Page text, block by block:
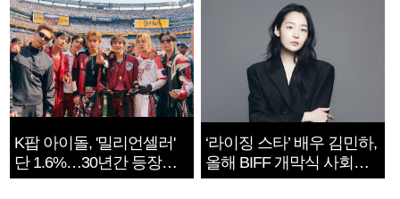
K팝 아이돌, '밀리언셀러'
단 1.6%…30년간 등장
1182개팀 전수조사
‘라이징 스타’ 배우 김민하,
올해 BIFF 개막식 사회자
확정